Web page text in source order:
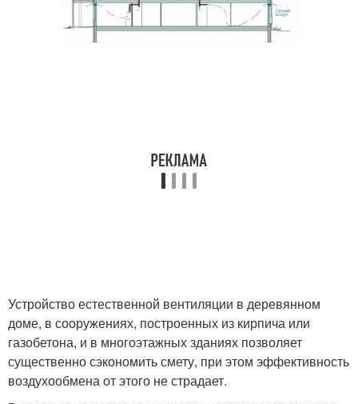
Устройство естественной вентиляции в деревянном
доме, в сооружениях, построенных из кирпича или
газобетона, и в многоэтажных зданиях позволяет
существенно сэкономить смету, при этом эффективность
воздухообмена от этого не страдает.